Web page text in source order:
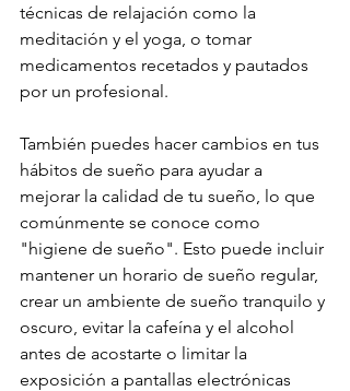
técnicas de relajación como la
meditación y el yoga, o tomar
medicamentos recetados y pautados
por un profesional.
También puedes hacer cambios en tus
hábitos de sueño para ayudar a
mejorar la calidad de tu sueño, lo que
comúnmente se conoce como
"higiene de sueño". Esto puede incluir
mantener un horario de sueño regular,
crear un ambiente de sueño tranquilo y
oscuro, evitar la cafeína y el alcohol
antes de acostarte o limitar la
exposición a pantallas electrónicas